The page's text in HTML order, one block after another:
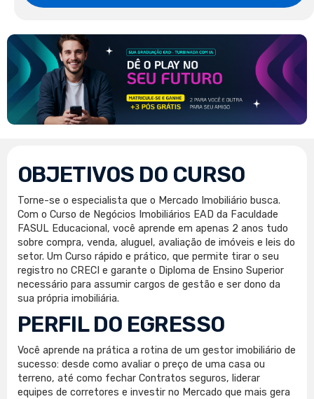
OBJETIVOS DO CURSO
Torne-se o especialista que o Mercado Imobiliário busca.
Com o Curso de Negócios Imobiliários EAD da Faculdade
FASUL Educacional, você aprende em apenas 2 anos tudo
sobre compra, venda, aluguel, avaliação de imóveis e leis do
setor. Um Curso rápido e prático, que permite tirar o seu
registro no CRECI e garante o Diploma de Ensino Superior
necessário para assumir cargos de gestão e ser dono da
sua própria imobiliária.
PERFIL DO EGRESSO
Você aprende na prática a rotina de um gestor imobiliário de
sucesso: desde como avaliar o preço de uma casa ou
terreno, até como fechar Contratos seguros, liderar
equipes de corretores e investir no Mercado que mais gera